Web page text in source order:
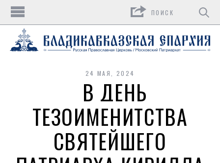
24 МАЯ, 2024
В ДЕНЬ
ТЕЗОИМЕНИТСТВА
СВЯТЕЙШЕГО